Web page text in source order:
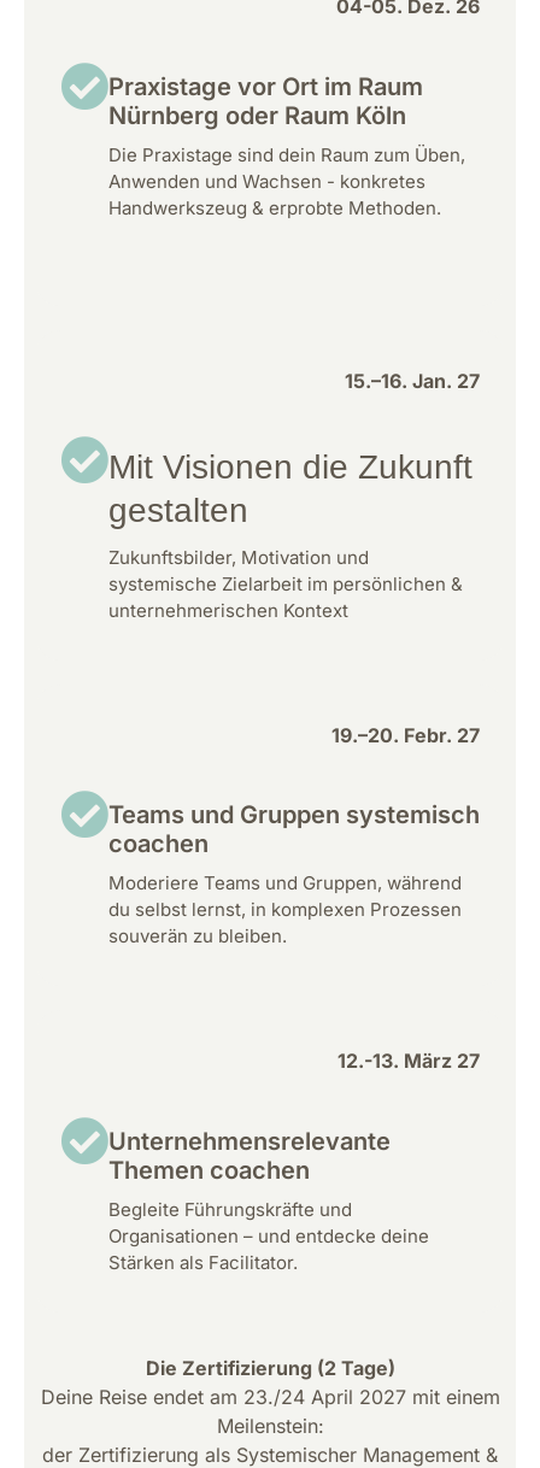
04-05. Dez. 26
Praxistage vor Ort im Raum
Nürnberg oder Raum Köln
Die Praxistage sind dein Raum zum Üben,
Anwenden und Wachsen - konkretes
Handwerkszeug & erprobte Methoden.
15.–16. Jan. 27
Mit Visionen die Zukunft
gestalten
Zukunftsbilder, Motivation und
systemische Zielarbeit im persönlichen &
unternehmerischen Kontext
19.–20. Febr. 27
Teams und Gruppen systemisch
coachen
Moderiere Teams und Gruppen, während
du selbst lernst, in komplexen Prozessen
souverän zu bleiben.
12.-13. März 27
Unternehmensrelevante
Themen coachen
Begleite Führungskräfte und
Organisationen – und entdecke deine
Stärken als Facilitator.
Die Zertifizierung (2 Tage)
Deine Reise endet am 23./24 April 2027 mit einem
Meilenstein:
der Zertifizierung als Systemischer Management &